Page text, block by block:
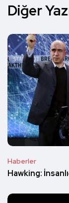
Diğer
Haberler
Hawking: